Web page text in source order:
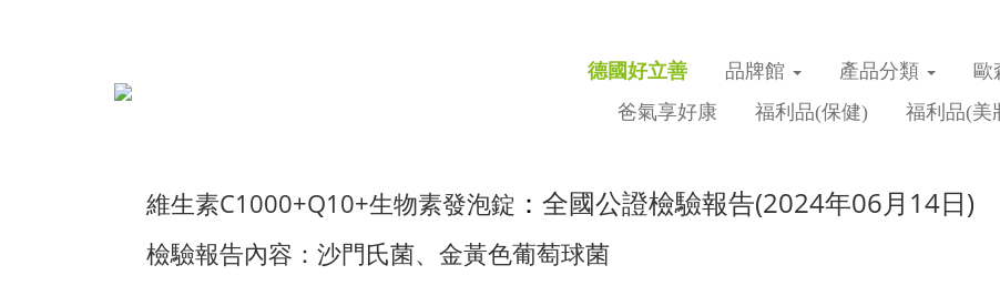
德國好立善 品牌館 產品分類 歐
爸氣享好康
福利品(保健) 福利品(美
維生素C1000+Q10+生物素發泡錠 ： 全國公證檢驗報告(2024年06月14日)
檢驗報告內容： 沙門氏菌、金黃色葡萄球菌